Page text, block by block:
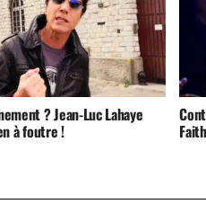
? Jean-Luc Lahaye
à foutre !